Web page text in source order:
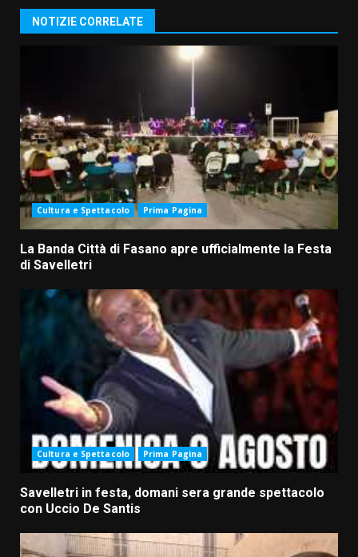
NOTIZIE CORRELATE
Cultura e Spettacolo Prima Pagina
La Banda Città di Fasano apre ufficialmente la Festa
di Savelletri
Cultura e Spettacolo Prima Pagina
Savelletri in festa, domani sera grande spettacolo
con Uccio De Santis